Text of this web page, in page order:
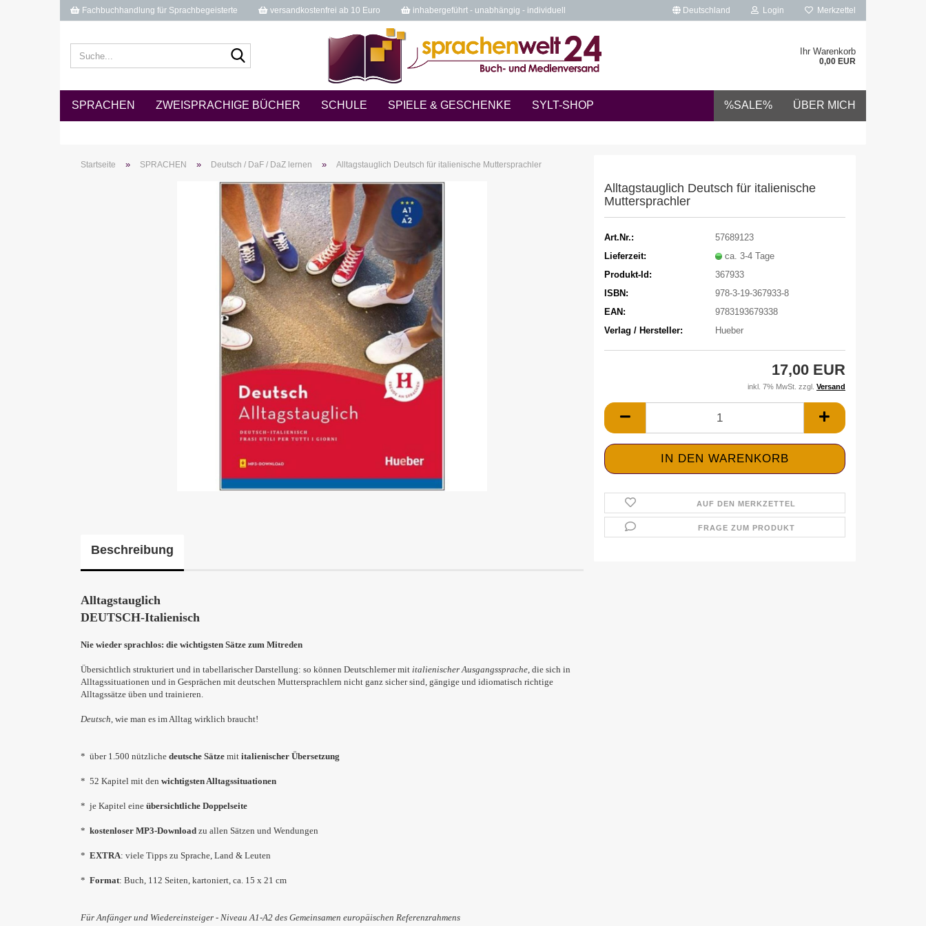
Fachbuchhandlung für Sprachbegeisterte versandkostenfrei ab 10 Euro inhabergeführt - unabhängig - individuell Deutschland Login Merkzettel
Ihr Warenkorb
0,00 EUR
SPRACHEN ZWEISPRACHIGE BÜCHER SCHULE SPIELE & GESCHENKE SYLT-SHOP %SALE% ÜBER MICH
Startseite » SPRACHEN » Deutsch / DaF / DaZ lernen » Alltagstauglich Deutsch für italienische Muttersprachler
Alltagstauglich Deutsch für italienische
Muttersprachler
Art.Nr.:
57689123
Lieferzeit:
ca. 3-4 Tage
Produkt-Id:
367933
ISBN:
978-3-19-367933-8
EAN:
9783193679338
Verlag / Hersteller:
Hueber
17,00 EUR
inkl. 7% MwSt. zzgl. Versand
AUF DEN MERKZETTEL
FRAGE ZUM PRODUKT
Beschreibung
Alltagstauglich
DEUTSCH-Italienisch
Nie wieder sprachlos: die wichtigsten Sätze zum Mitreden
Übersichtlich strukturiert und in tabellarischer Darstellung: so können Deutschlerner mit italienischer Ausgangssprache, die sich in
Alltagssituationen und in Gesprächen mit deutschen Muttersprachlern nicht ganz sicher sind, gängige und idiomatisch richtige
Alltagssätze üben und trainieren.
Deutsch, wie man es im Alltag wirklich braucht!
* über 1.500 nützliche deutsche Sätze mit italienischer Übersetzung
* 52 Kapitel mit den wichtigsten Alltagssituationen
* je Kapitel eine übersichtliche Doppelseite
* kostenloser MP3-Download zu allen Sätzen und Wendungen
* EXTRA: viele Tipps zu Sprache, Land & Leuten
* Format: Buch, 112 Seiten, kartoniert, ca. 15 x 21 cm
Für Anfänger und Wiedereinsteiger - Niveau A1-A2 des Gemeinsamen europäischen Referenzrahmens